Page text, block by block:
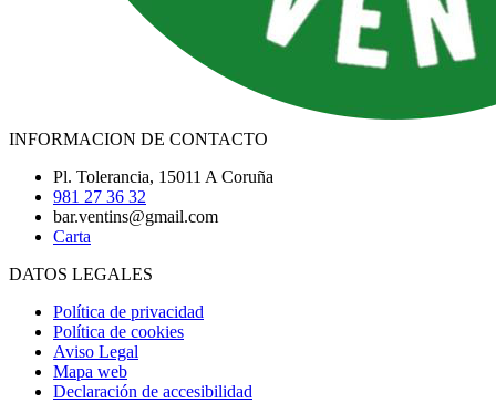
INFORMACION DE CONTACTO
Pl. Tolerancia, 15011 A Coruña
981 27 36 32
bar.ventins@gmail.com
Carta
DATOS LEGALES
Política de privacidad
Política de cookies
Aviso Legal
Mapa web
Declaración de accesibilidad